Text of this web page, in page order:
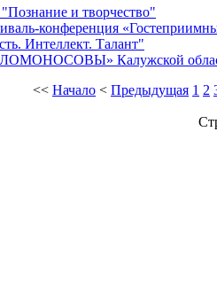
и творчество"
конференция
Интеллект. Талант"
Калужской
<< Начало < Предыдущая 1 2